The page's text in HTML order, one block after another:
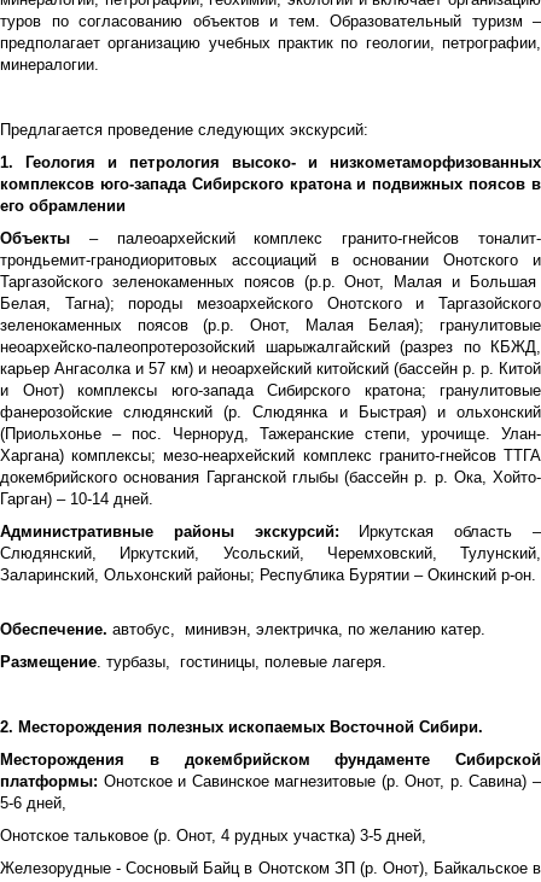
туров по согласованию объектов и тем. Образовательный туризм –
предполагает организацию учебных практик по геологии, петрографии,
минералогии.
Предлагается проведение следующих экскурсий:
1. Геология и петрология высоко- и низкометаморфизованных
комплексов юго-запада Сибирского кратона и подвижных поясов в
его обрамлении
Объекты – палеоархейский комплекс гранито-гнейсов тоналит-
трондьемит-гранодиоритовых ассоциаций в основании Онотского и
Таргазойского зеленокаменных поясов (р.р. Онот, Малая и Большая
Белая, Тагна); породы мезоархейского Онотского и Таргазойского
зеленокаменных поясов (р.р. Онот, Малая Белая); гранулитовые
неоархейско-палеопротерозойский шарыжалгайский (разрез по КБЖД,
карьер Ангасолка и 57 км) и неоархейский китойский (бассейн р. р. Китой
и Онот) комплексы юго-запада Сибирского кратона; гранулитовые
фанерозойские слюдянский (р. Слюдянка и Быстрая) и ольхонский
(Приольхонье – пос. Черноруд, Тажеранские степи, урочище. Улан-
Харгана) комплексы; мезо-неархейский комплекс гранито-гнейсов ТТГА
докембрийского основания Гарганской глыбы (бассейн р. р. Ока, Хойто-
Гарган) – 10-14 дней.
Административные районы экскурсий: Иркутская область –
Слюдянский, Иркутский, Усольский, Черемховский, Тулунский,
Заларинский, Ольхонский районы; Республика Бурятии – Окинский р-он.
Обеспечение. автобус, минивэн, электричка, по желанию катер.
Размещение. турбазы, гостиницы, полевые лагеря.
2. Месторождения полезных ископаемых Восточной Сибири.
Месторождения в докембрийском фундаменте Сибирской
платформы: Онотское и Савинское магнезитовые (р. Онот, р. Савина) –
5-6 дней,
Онотское тальковое (р. Онот, 4 рудных участка) 3-5 дней,
Железорудные - Сосновый Байц в Онотском ЗП (р. Онот), Байкальское в